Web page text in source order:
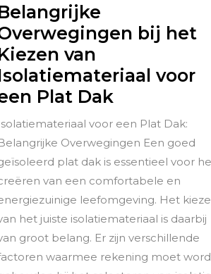
bij het
van
voor
Plat Dak
bij
het
Kiezen
van
voor
een
voor een Plat Dak:
Overwegingen Een goed
plat dak is essentieel voor
van een comfortabele en
leefomgeving. Het
het juiste isolatiemateriaal is daarbij
groot belang. Er zijn verschillende
waarmee rekening moet